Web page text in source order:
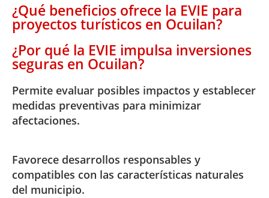
¿Qué beneficios ofrece la EVIE para
proyectos turísticos en Ocuilan?
¿Por qué la EVIE impulsa inversiones
seguras en Ocuilan?
Permite evaluar posibles impactos y establecer
medidas preventivas para minimizar
afectaciones.
Favorece desarrollos responsables y
compatibles con las características naturales
del municipio.